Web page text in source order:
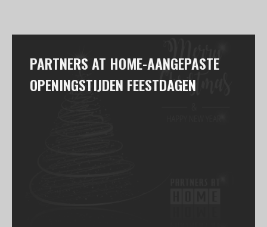
PARTNERS AT HOME-AANGEPASTE
OPENINGSTIJDEN FEESTDAGEN